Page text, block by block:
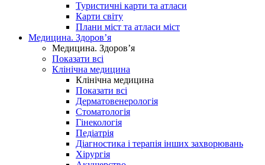
Туристичні карти та атласи
Карти світу
Плани міст та атласи міст
Медицина. Здоров’я
Медицина. Здоров’я
Показати всі
Клінічна медицина
Клінічна медицина
Показати всі
Дерматовенерологія
Стоматологія
Гінекологія
Педіатрія
Діагностика і терапія інших захворювань
Хірургія